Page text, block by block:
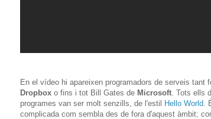
En el vídeo hi apareixen programadors de serveis tant
Dropbox o fins i tot Bill Gates de Microsoft . Tots ells
programes van ser molt senzills, de l'estil Hello World
complicada com sembla des de fora d'aquest àmbit;